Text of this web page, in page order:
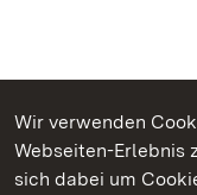
Wir verwenden
Webseiten-Erlebnis
sich dabei um
Kommen.